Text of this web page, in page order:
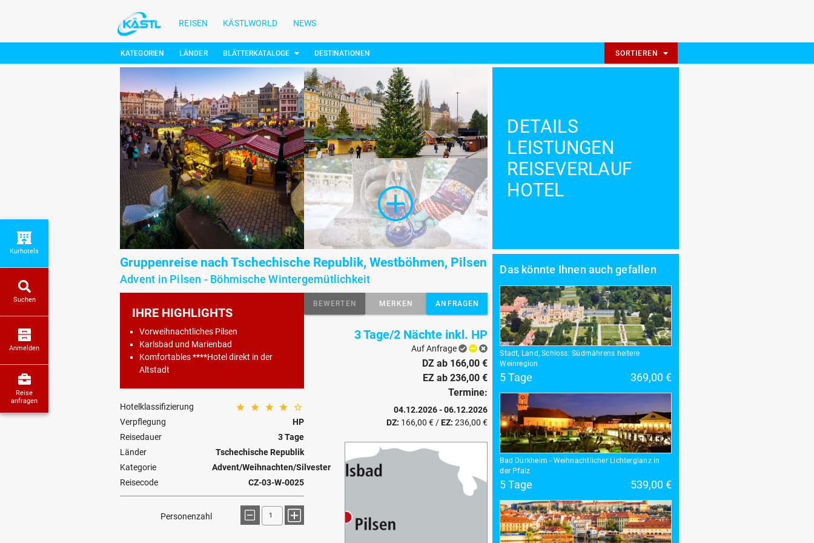
REISEN KÄSTLWORLD NEWS
KATEGORIEN LÄNDER BLÄTTERKATALOGE DESTINATIONEN SORTIEREN
DETAILS
LEISTUNGEN
REISEVERLAUF
HOTEL
Gruppenreise nach Tschechische Republik, Westböhmen, Pilsen
Advent in Pilsen - Böhmische Wintergemütlichkeit
IHRE HIGHLIGHTS
Vorweihnachtliches Pilsen
Karlsbad und Marienbad
Komfortables ****Hotel direkt in der
Altstadt
Hotelklassifizierung
Verpflegung
HP
Reisedauer
3 Tage
Länder
Tschechische Republik
Kategorie
Advent/Weihnachten/Silvester
Reisecode
CZ-03-W-0025
Personenzahl
BEWERTEN MERKEN ANFRAGEN
3 Tage/2 Nächte inkl. HP
Auf Anfrage
DZ ab 166,00 €
EZ ab 236,00 €
Termine:
04.12.2026 - 06.12.2026
DZ: 166,00 € / EZ: 236,00 €
Das könnte Ihnen auch gefallen
Stadt, Land, Schloss: Südmährens heitere
Weinregion
5 Tage 369,00 €
Bad Dürkheim - Weihnachtlicher Lichterglanz in
der Pfalz
5 Tage 539,00 €
Kurhotels
Suchen
Anmelden
Reise
anfragen